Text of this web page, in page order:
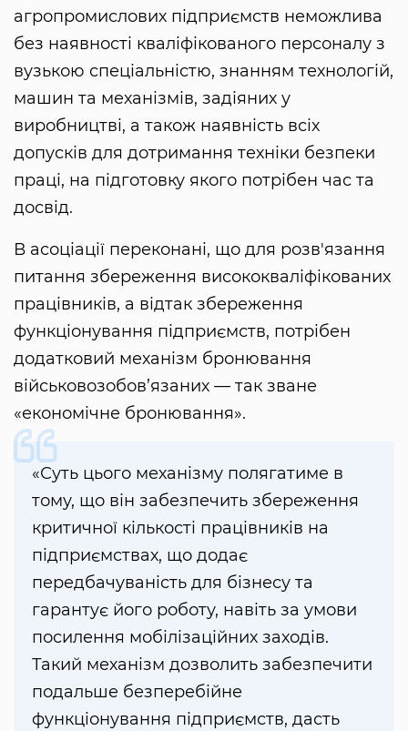
агропромислових підприємств неможлива
без наявності кваліфікованого персоналу з
вузькою спеціальністю, знанням технологій,
машин та механізмів, задіяних у
виробництві, а також наявність всіх
допусків для дотримання техніки безпеки
праці, на підготовку якого потрібен час та
досвід.
В асоціації переконані, що для розв'язання
питання збереження висококваліфікованих
працівників, а відтак збереження
функціонування підприємств, потрібен
додатковий механізм бронювання
військовозобов’язаних — так зване
«економічне бронювання».
«Суть цього механізму полягатиме в
тому, що він забезпечить збереження
критичної кількості працівників на
підприємствах, що додає
передбачуваність для бізнесу та
гарантує його роботу, навіть за умови
посилення мобілізаційних заходів.
Такий механізм дозволить забезпечити
подальше безперебійне
функціонування підприємств, дасть